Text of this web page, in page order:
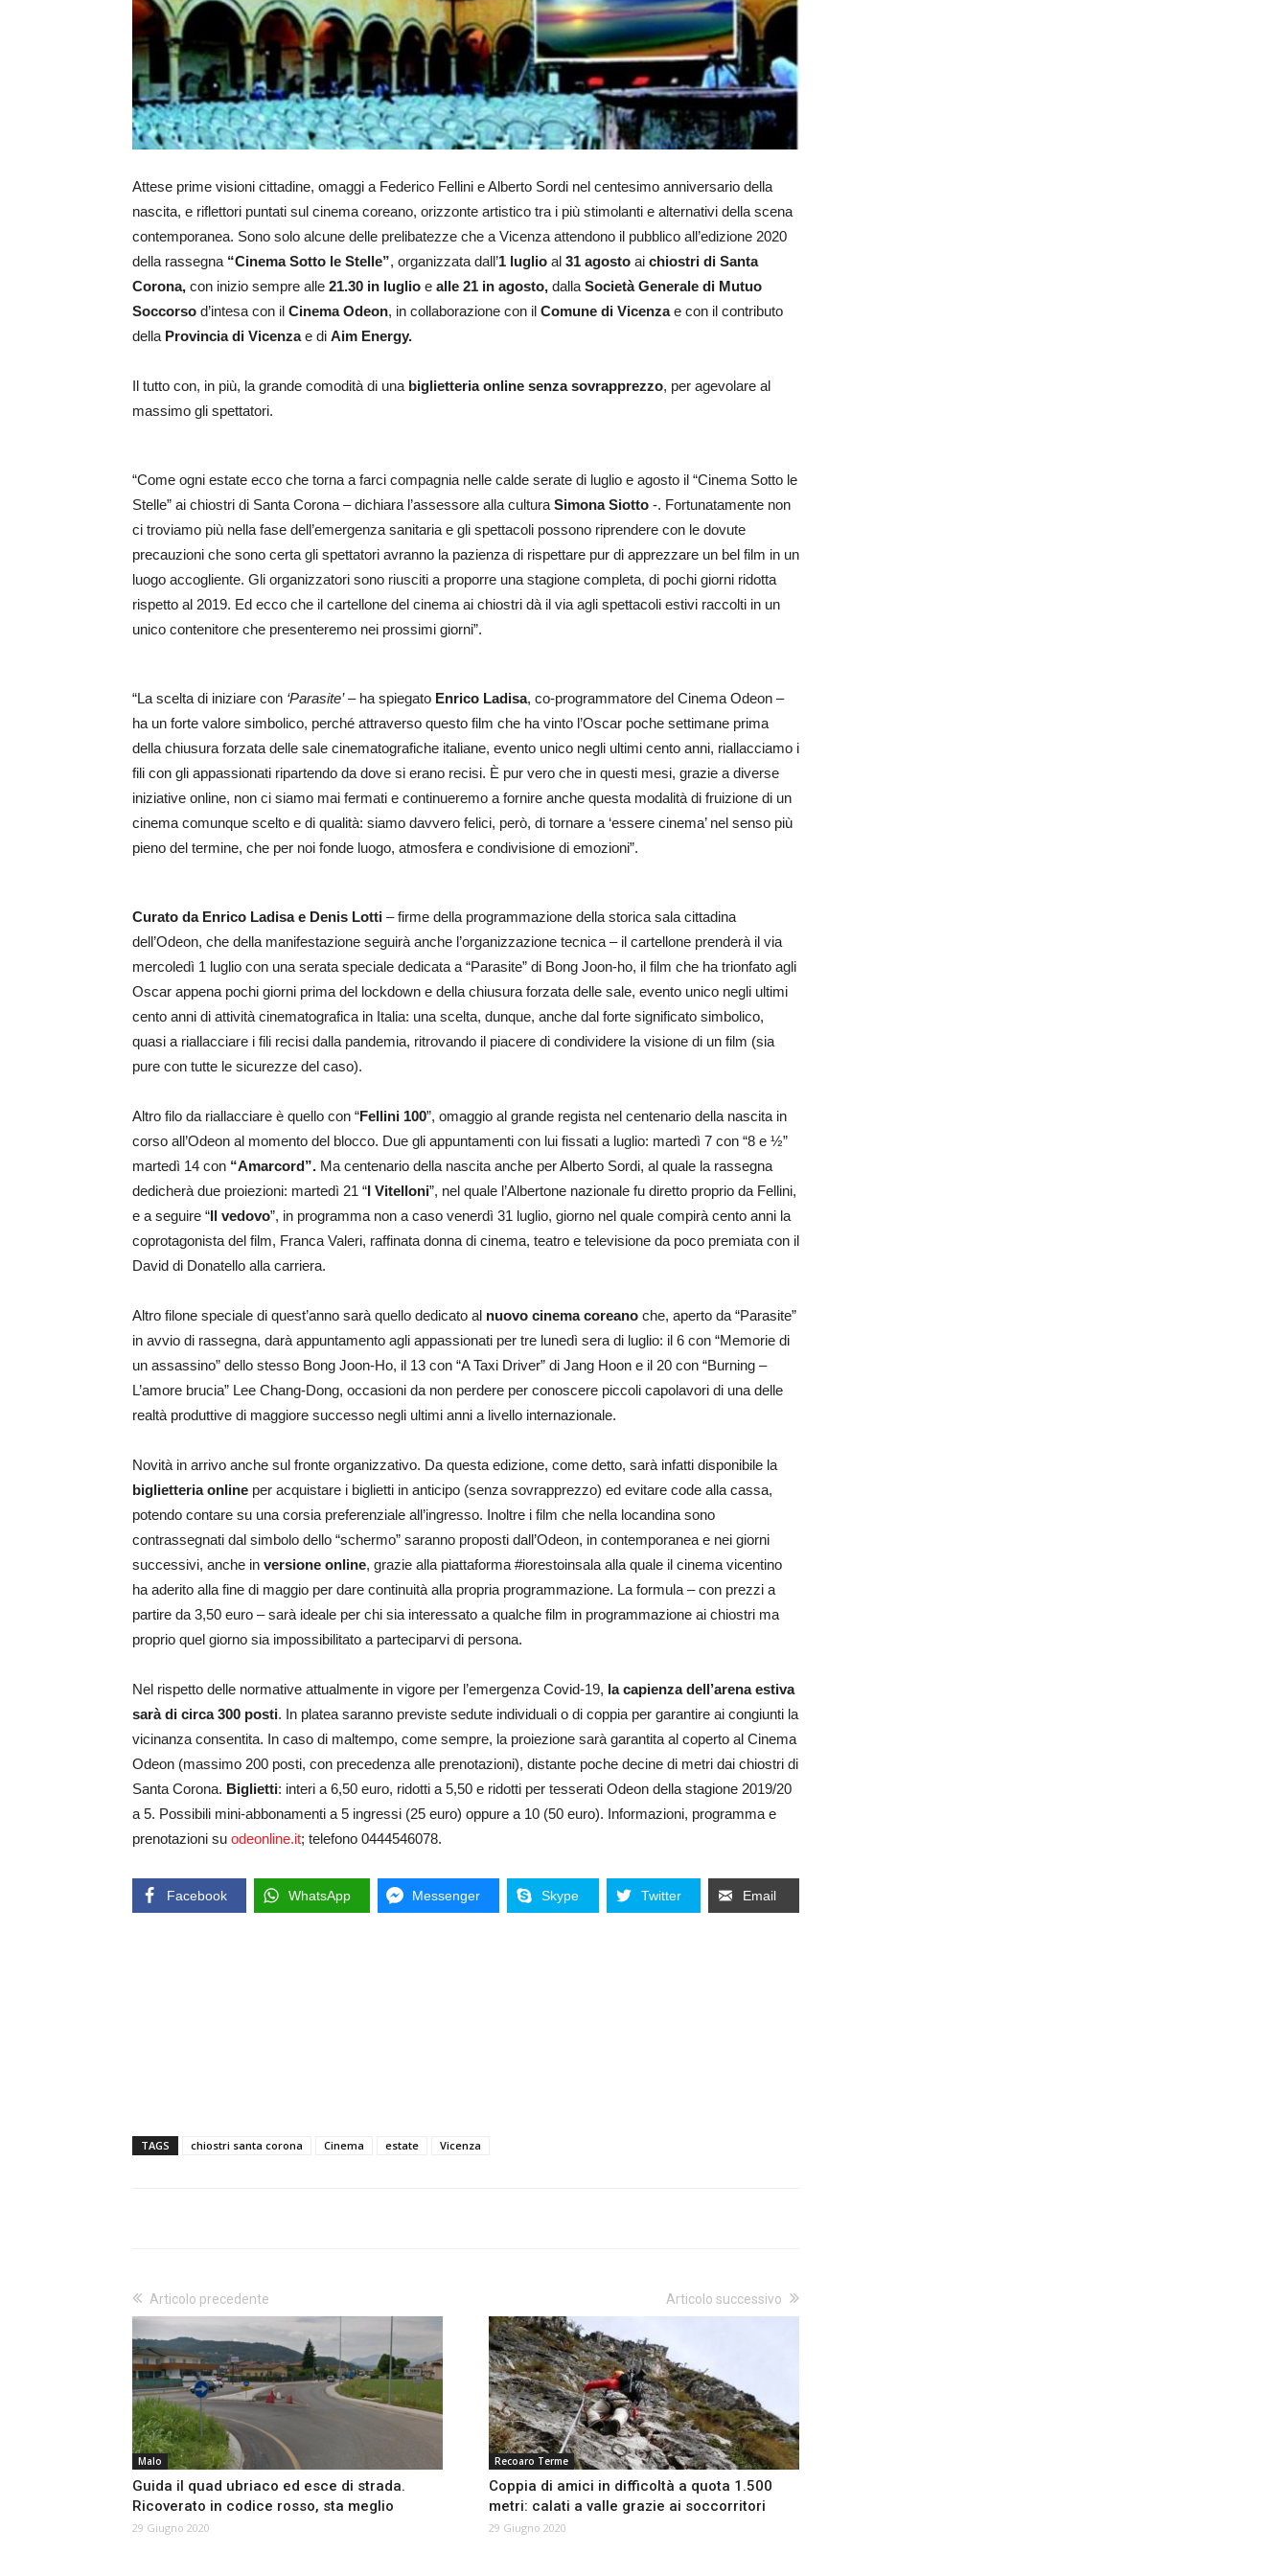
Attese prime visioni cittadine, omaggi a Federico Fellini e Alberto Sordi nel centesimo anniversario della
nascita, e riflettori puntati sul cinema coreano, orizzonte artistico tra i più stimolanti e alternativi della scena
contemporanea. Sono solo alcune delle prelibatezze che a Vicenza attendono il pubblico all’edizione 2020
della rassegna “Cinema Sotto le Stelle”, organizzata dall’1 luglio al 31 agosto ai chiostri di Santa
Corona, con inizio sempre alle 21.30 in luglio e alle 21 in agosto, dalla Società Generale di Mutuo
Soccorso d’intesa con il Cinema Odeon, in collaborazione con il Comune di Vicenzae con il contributo
della Provincia di Vicenzae di Aim Energy.
Il tutto con, in più, la grande comodità di una biglietteria online senza sovrapprezzo, per agevolare al
massimo gli spettatori.
“Come ogni estate ecco che torna a farci compagnia nelle calde serate di luglio e agosto il “Cinema Sotto le
Stelle” ai chiostri di Santa Corona – dichiara l’assessore alla cultura Simona Siotto -. Fortunatamente non
ci troviamo più nella fase dell’emergenza sanitaria e gli spettacoli possono riprendere con le dovute
precauzioni che sono certa gli spettatori avranno la pazienza di rispettare pur di apprezzare un bel film in un
luogo accogliente. Gli organizzatori sono riusciti a proporre una stagione completa, di pochi giorni ridotta
rispetto al 2019. Ed ecco che il cartellone del cinema ai chiostri dà il via agli spettacoli estivi raccolti in un
unico contenitore che presenteremo nei prossimi giorni”.
“La scelta di iniziare con ‘Parasite’– ha spiegato Enrico Ladisa, co-programmatore del Cinema Odeon –
ha un forte valore simbolico, perché attraverso questo film che ha vinto l’Oscar poche settimane prima
della chiusura forzata delle sale cinematografiche italiane, evento unico negli ultimi cento anni, riallacciamo i
fili con gli appassionati ripartendo da dove si erano recisi. È pur vero che in questi mesi, grazie a diverse
iniziative online, non ci siamo mai fermati e continueremo a fornire anche questa modalità di fruizione di un
cinema comunque scelto e di qualità: siamo davvero felici, però, di tornare a ‘essere cinema’ nel senso più
pieno del termine, che per noi fonde luogo, atmosfera e condivisione di emozioni”.
Curato da Enrico Ladisa e Denis Lotti – firme della programmazione della storica sala cittadina
dell’Odeon, che della manifestazione seguirà anche l’organizzazione tecnica – il cartellone prenderà il via
mercoledì 1 luglio con una serata speciale dedicata a “Parasite” di Bong Joon-ho, il film che ha trionfato agli
Oscar appena pochi giorni prima del lockdown e della chiusura forzata delle sale, evento unico negli ultimi
cento anni di attività cinematografica in Italia: una scelta, dunque, anche dal forte significato simbolico,
quasi a riallacciare i fili recisi dalla pandemia, ritrovando il piacere di condividere la visione di un film (sia
pure con tutte le sicurezze del caso).
Altro filo da riallacciare è quello con “Fellini 100”, omaggio al grande regista nel centenario della nascita in
corso all’Odeon al momento del blocco. Due gli appuntamenti con lui fissati a luglio: martedì 7 con “8 e ½”
martedì 14 con “Amarcord”. Ma centenario della nascita anche per Alberto Sordi, al quale la rassegna
dedicherà due proiezioni: martedì 21 “I Vitelloni”, nel quale l’Albertone nazionale fu diretto proprio da Fellini,
e a seguire “Il vedovo”, in programma non a caso venerdì 31 luglio, giorno nel quale compirà cento anni la
coprotagonista del film, Franca Valeri, raffinata donna di cinema, teatro e televisione da poco premiata con il
David di Donatello alla carriera.
Altro filone speciale di quest’anno sarà quello dedicato al nuovo cinema coreano che, aperto da “Parasite”
in avvio di rassegna, darà appuntamento agli appassionati per tre lunedì sera di luglio: il 6 con “Memorie di
un assassino” dello stesso Bong Joon-Ho, il 13 con “A Taxi Driver” di Jang Hoon e il 20 con “Burning –
L’amore brucia” Lee Chang-Dong, occasioni da non perdere per conoscere piccoli capolavori di una delle
realtà produttive di maggiore successo negli ultimi anni a livello internazionale.
Novità in arrivo anche sul fronte organizzativo. Da questa edizione, come detto, sarà infatti disponibile la
biglietteria online per acquistare i biglietti in anticipo (senza sovrapprezzo) ed evitare code alla cassa,
potendo contare su una corsia preferenziale all’ingresso. Inoltre i film che nella locandina sono
contrassegnati dal simbolo dello “schermo” saranno proposti dall’Odeon, in contemporanea e nei giorni
successivi, anche in versione online, grazie alla piattaforma #iorestoinsala alla quale il cinema vicentino
ha aderito alla fine di maggio per dare continuità alla propria programmazione. La formula – con prezzi a
partire da 3,50 euro – sarà ideale per chi sia interessato a qualche film in programmazione ai chiostri ma
proprio quel giorno sia impossibilitato a parteciparvi di persona.
Nel rispetto delle normative attualmente in vigore per l’emergenza Covid-19, la capienza dell’arena estiva
sarà di circa 300 posti. In platea saranno previste sedute individuali o di coppia per garantire ai congiunti la
vicinanza consentita. In caso di maltempo, come sempre, la proiezione sarà garantita al coperto al Cinema
Odeon (massimo 200 posti, con precedenza alle prenotazioni), distante poche decine di metri dai chiostri di
Santa Corona. Biglietti: interi a 6,50 euro, ridotti a 5,50 e ridotti per tesserati Odeon della stagione 2019/20
a 5. Possibili mini-abbonamenti a 5 ingressi (25 euro) oppure a 10 (50 euro). Informazioni, programma e
prenotazioni su odeonline.it; telefono 0444546078.
Facebook WhatsApp Messenger Skype Twitter Email
TAGS chiostri santa corona Cinema estate Vicenza
Articolo precedente
Malo
Guida il quad ubriaco ed esce di strada.
Ricoverato in codice rosso, sta meglio
29 Giugno 2020
Articolo successivo
Recoaro Terme
Coppia di amici in difficoltà a quota 1.500
metri: calati a valle grazie ai soccorritori
29 Giugno 2020